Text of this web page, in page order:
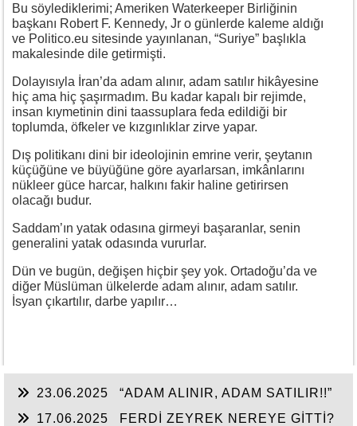
Bu söylediklerimi; Ameriken Waterkeeper Birliğinin
başkanı Robert F. Kennedy, Jr o günlerde kaleme aldığı
ve Politico.eu sitesinde yayınlanan, “Suriye” başlıkla
makalesinde dile getirmişti.
Dolayısıyla İran’da adam alınır, adam satılır hikâyesine
hiç ama hiç şaşırmadım. Bu kadar kapalı bir rejimde,
insan kıymetinin dini taassuplara feda edildiği bir
toplumda, öfkeler ve kızgınlıklar zirve yapar.
Dış politikanı dini bir ideolojinin emrine verir, şeytanın
küçüğüne ve büyüğüne göre ayarlarsan, imkânlarını
nükleer güce harcar, halkını fakir haline getirirsen
olacağı budur.
Saddam’ın yatak odasına girmeyi başaranlar, senin
generalini yatak odasında vururlar.
Dün ve bugün, değişen hiçbir şey yok. Ortadoğu’da ve
diğer Müslüman ülkelerde adam alınır, adam satılır.
İsyan çıkartılır, darbe yapılır…
23.06.2025
“ADAM ALINIR, ADAM SATILIR!!”
17.06.2025
FERDİ ZEYREK NEREYE GİTTİ?